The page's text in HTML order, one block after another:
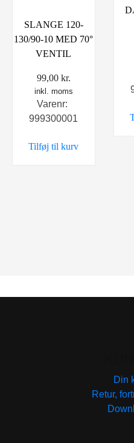
SLANGE 120-
130/90-10 MED 70°
VENTIL
99,00 kr.
inkl. moms
Varenr:
999300001
Tilføj til kurv
Din
Retur,